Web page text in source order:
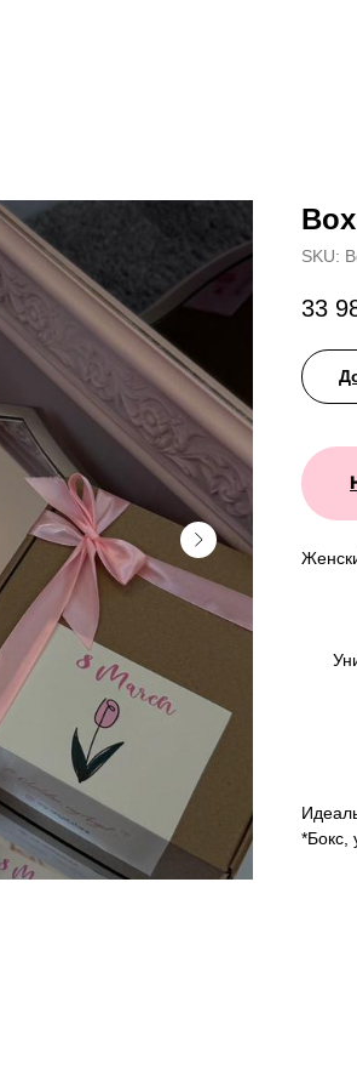
SKU:
33
*Бокс,